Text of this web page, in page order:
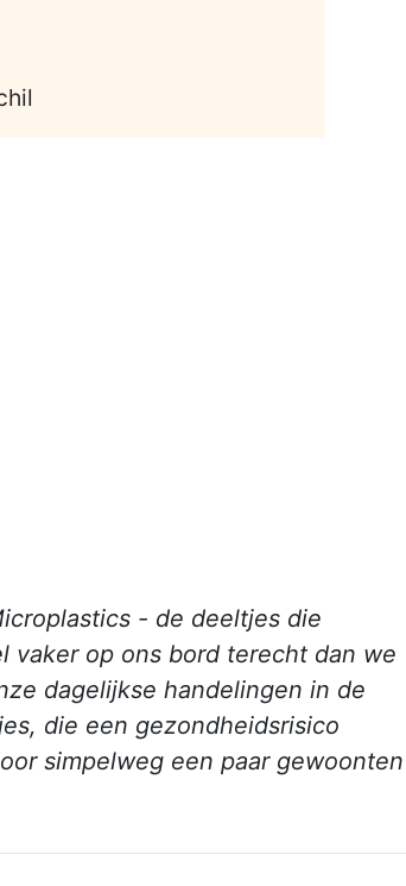
- de deeltjes die
vaker op ons bord terecht dan we
dagelijkse handelingen in de
die een gezondheidsrisico
simpelweg een paar gewoonten